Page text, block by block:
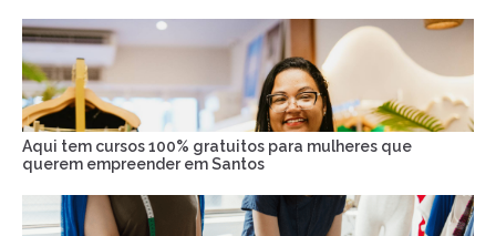
Aqui tem cursos 100% gratuitos para mulheres que
querem empreender em Santos